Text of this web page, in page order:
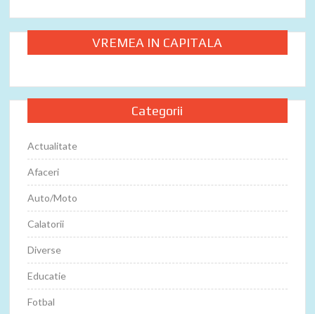
VREMEA IN CAPITALA
Categorii
Actualitate
Afaceri
Auto/Moto
Calatorii
Diverse
Educatie
Fotbal